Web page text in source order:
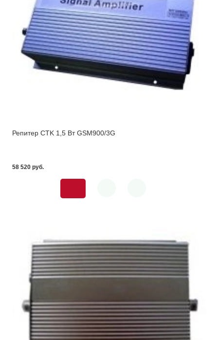
Репитер CTK 1,5 Вт GSM900/3G
58 520 pуб.